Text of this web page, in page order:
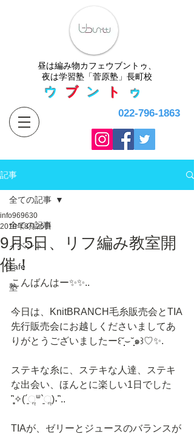
​昼は編み物カフェウブントゥ、
夜は学習塾「菅原塾」長町校
ウ ブ ン ト ゥ
022-796-1863
記事
全ての記事
イベント
cafe
塾
全ての記事
9月5日、リフ編み教室開
催！
info969630
2019年8月26日
こんばんはー✨✨..
今日は、KnitBRANCH毛糸販売会とTIA
先行販売会にお越しくださいましてあ
りがとうございましたー꒰˘̩̩̩⌣˘̩̩̩๑꒱♡✨.
ステキな糸に、ステキな人達、ステキ
な出会い、ほんとに楽しい1日でした
῍̻̩✧(´͈ૢᐜ`͈ૢ)˖῍..
TIAが、ゼリーとジュースのバランスが